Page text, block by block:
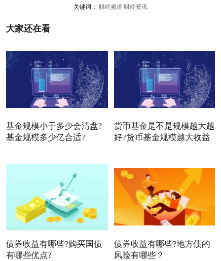
关键词： 财经频道 财经资讯
大家还在看
基金规模小于多少会清盘?
基金规模多少亿合适?
货币基金是不是规模越大越
好?货币基金规模越大收益
债券收益有哪些?购买国债
有哪些优点?
债券收益有哪些?地方债的
风险有哪些？